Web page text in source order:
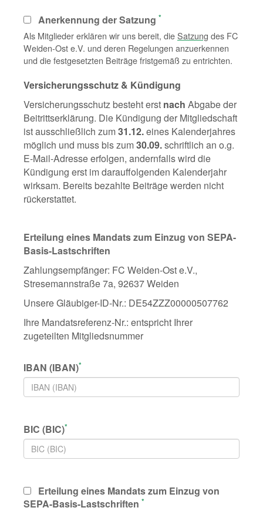
Anerkennung der Satzung *
Als Mitglieder erklären wir uns bereit, dieSatzung des FC
Weiden-Ost e.V. und deren Regelungen anzuerkennen
und die festgesetzten Beiträge fristgemäß zu entrichten.
Versicherungsschutz & Kündigung
Versicherungsschutz besteht erst nach Abgabe der
Beitrittserklärung. Die Kündigung der Mitgliedschaft
ist ausschließlich zum31.12.eines Kalenderjahres
möglich und muss bis zum30.09.schriftlich an o.g.
E-Mail-Adresse erfolgen, andernfalls wird die
Kündigung erst im darauffolgenden Kalenderjahr
wirksam. Bereits bezahlte Beiträge werden nicht
rückerstattet.
Erteilung eines Mandats zum Einzug von SEPA-
Basis-Lastschriften
Zahlungsempfänger: FC Weiden-Ost e.V.,
Stresemannstraße 7a, 92637 Weiden
Unsere Gläubiger-ID-Nr.: DE54ZZZ00000507762
Ihre Mandatsreferenz-Nr.: entspricht Ihrer
zugeteilten Mitgliedsnummer
IBAN (IBAN)*
BIC (BIC)*
Erteilung eines Mandats zum Einzug von
SEPA-Basis-Lastschriften *